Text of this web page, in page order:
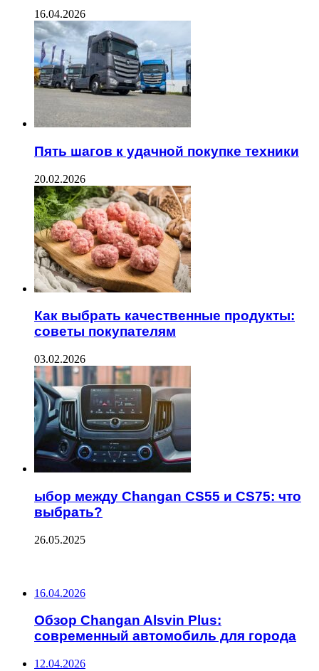
16.04.2026
Пять шагов к удачной покупке техники
20.02.2026
Как выбрать качественные продукты:
советы покупателям
03.02.2026
ыбор между Changan CS55 и CS75: что
выбрать?
26.05.2025
16.04.2026
Обзор Changan Alsvin Plus:
современный автомобиль для города
12.04.2026